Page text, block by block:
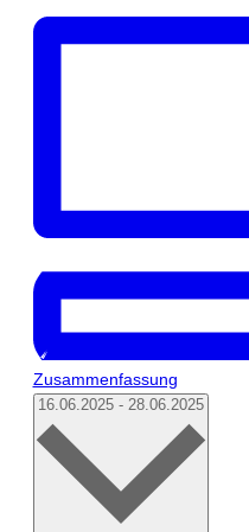
Zusammenfassung
16.06.2025 - 28.06.2025 Datum